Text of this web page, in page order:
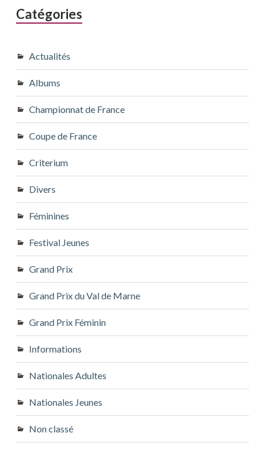
Catégories
Actualités
Albums
Championnat de France
Coupe de France
Criterium
Divers
Féminines
Festival Jeunes
Grand Prix
Grand Prix du Val de Marne
Grand Prix Féminin
Informations
Nationales Adultes
Nationales Jeunes
Non classé